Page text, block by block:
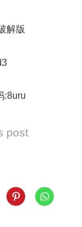
解版
:8uru
post